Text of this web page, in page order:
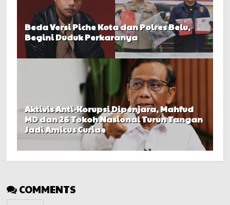
Beda Versi Piche Kota dan Polres Belu,
Begini Duduk Perkaranya
Aktivis Anti-Korupsi Dipenjara, Mahfud
MD dan 26 Tokoh Nasional Turun Tangan
Jadi Amicus Curiae
COMMENTS